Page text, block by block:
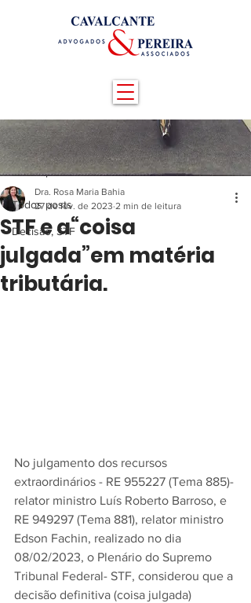
Post
Todos posts
Decisão, STF
Todos posts
STF e a“coisa
julgada”em matéria
tributária.
Dra. Rosa Maria Bahia
27 de fev. de 2023 2 min de leitura
No julgamento dos recursos
extraordinários - RE 955227 (Tema 885)-
relator ministro Luís Roberto Barroso, e
RE 949297 (Tema 881), relator ministro
Edson Fachin, realizado no dia
08/02/2023, o Plenário do Supremo
Tribunal Federal- STF, considerou que a
decisão definitiva (coisa julgada)